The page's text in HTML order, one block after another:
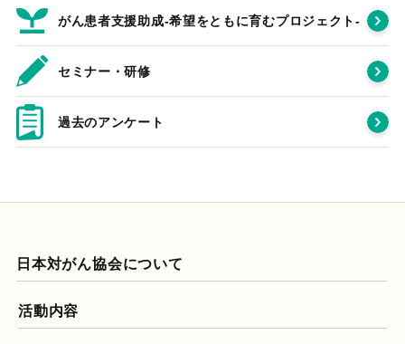
がん患者支援助成-希望をともに育むプロジェクト‐
セミナー・研修
過去のアンケート
日本対がん協会について
活動内容